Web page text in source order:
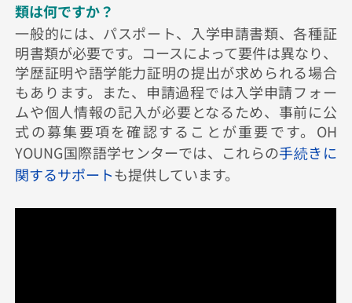
類は何ですか？
一般的には、パスポート、入学申請書類、各種証
明書類が必要です。コースによって要件は異なり、
学歴証明や語学能力証明の提出が求められる場合
もあります。また、申請過程では入学申請フォー
ムや個人情報の記入が必要となるため、事前に公
式の募集要項を確認することが重要です。OH
YOUNG国際語学センターでは、これらの手続きに
関するサポートも提供しています。